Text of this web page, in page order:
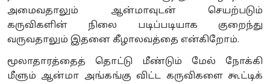
அமைவதாலும் ஆன்மாவுடன் செயற்படும்
கருவிகளின் நிலை படிப்படியாக குறைந்து
வருவதாலும் இதனை கீழாலவத்தை என்கிறோம்.
மூலாதாரத்தைத் தொட்டு மீண்டும் மேல் நோக்கி
மீளும் ஆன்மா அங்கங்கு விட்ட கருவிகளை கூட்டிக்